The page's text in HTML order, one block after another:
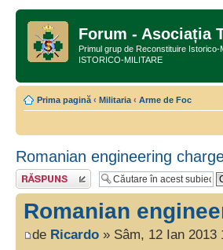
Forum - Asociația
Primul grup de Reconstituire Istorico-
ISTORICO-MILITARE
Prima pagină ‹ Militaria ‹ Arme de Foc
Romanian engineering
Răspunde
Romanian
de Ricardo » Sâm, 12 Ian 2013